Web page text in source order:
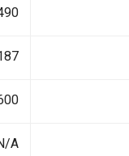
490
187
A